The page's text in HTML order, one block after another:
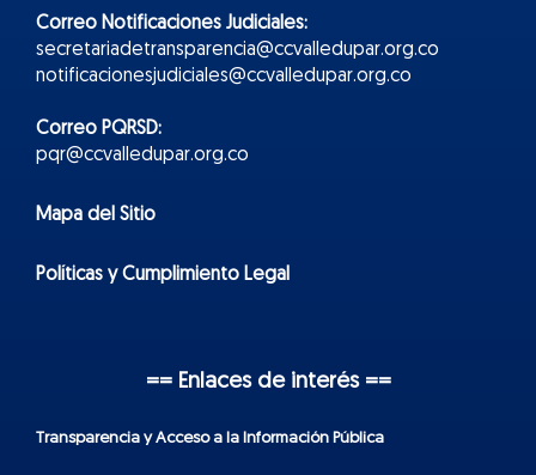
Correo Notificaciones Judiciales:
secretariadetransparencia@ccvalledupar.org.co
notificacionesjudiciales@ccvalledupar.org.co
Correo PQRSD:
pqr@ccvalledupar.org.co
Mapa del Sitio
Políticas y Cumplimiento Legal
== Enlaces de interés ==
Transparencia y Acceso a la Información Pública